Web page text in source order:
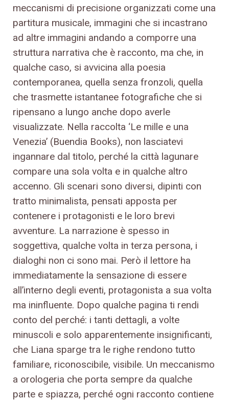
meccanismi di precisione organizzati come una
partitura musicale, immagini che si incastrano
ad altre immagini andando a comporre una
struttura narrativa che è racconto, ma che, in
qualche caso, si avvicina alla poesia
contemporanea, quella senza fronzoli, quella
che trasmette istantanee fotografiche che si
ripensano a lungo anche dopo averle
visualizzate. Nella raccolta ‘Le mille e una
Venezia’ (Buendia Books), non lasciatevi
ingannare dal titolo, perché la città lagunare
compare una sola volta e in qualche altro
accenno. Gli scenari sono diversi, dipinti con
tratto minimalista, pensati apposta per
contenere i protagonisti e le loro brevi
avventure. La narrazione è spesso in
soggettiva, qualche volta in terza persona, i
dialoghi non ci sono mai. Però il lettore ha
immediatamente la sensazione di essere
all’interno degli eventi, protagonista a sua volta
ma ininfluente. Dopo qualche pagina ti rendi
conto del perché: i tanti dettagli, a volte
minuscoli e solo apparentemente insignificanti,
che Liana sparge tra le righe rendono tutto
familiare, riconoscibile, visibile. Un meccanismo
a orologeria che porta sempre da qualche
parte e spiazza, perché ogni racconto contiene